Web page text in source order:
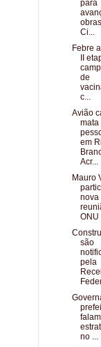
para
Ci...
Febre
II
de
c...
Avião
mata
em
Acr...
Mauro
nova
ONU
são
pela
no ...